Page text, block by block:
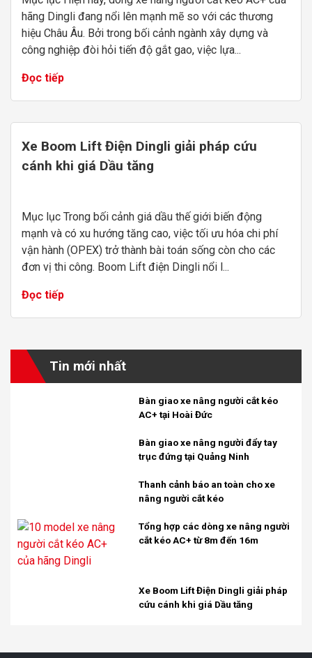
hãng Dingli đang nổi lên mạnh mẽ so với các thương
hiệu Châu Âu. Bởi trong bối cảnh ngành xây dựng và
công nghiệp đòi hỏi tiến độ gắt gao, việc lựa...
Đọc tiếp
Xe Boom Lift Điện Dingli giải pháp cứu
cánh khi giá Dầu tăng
Mục lục Trong bối cảnh giá dầu thế giới biến động
mạnh và có xu hướng tăng cao, việc tối ưu hóa chi phí
vận hành (OPEX) trở thành bài toán sống còn cho các
đơn vị thi công. Boom Lift điện Dingli nổi l...
Đọc tiếp
Tin mới nhất
Bàn giao xe nâng người cắt kéo
AC+ tại Hoài Đức
Bàn giao xe nâng người đẩy tay
trục đứng tại Quảng Ninh
Thanh cảnh báo an toàn cho xe
nâng người cắt kéo
Tổng hợp các dòng xe nâng người
cắt kéo AC+ từ 8m đến 16m
Xe Boom Lift Điện Dingli giải pháp
cứu cánh khi giá Dầu tăng